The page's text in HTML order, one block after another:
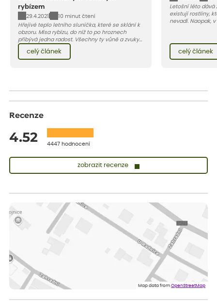
rybízem
29.4.2021
10 minut čtení
Hřejivé teplo letního sluníčka, které se sklání k
obzoru. Mísa rybízu, do níž to po hroznech
přibývá jedna radost. Všechny ty vůně a zvuky
červencové zahrady. Sklizeň rybízu do kuchyně
vnese neuvěřitelný klid a radost. A taky trochu
bezstarostnosti dětství při mlsání babiččina
celý článek
Letošní léto dává
existují rostliny,
nevadí. Naopak,
horké a suché
Pojďme se
celý článek
Recenze
4.52 4447 hodnocení
zobrazit recenze
vše v naprostém pořádku
ověřený nákup dnes
Jana
Flos je nejlepší &#129321;
Map data fromOpenStreetMap